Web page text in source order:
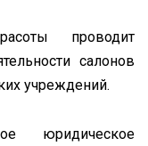
проводит
салонов
учреждений.
юридическое